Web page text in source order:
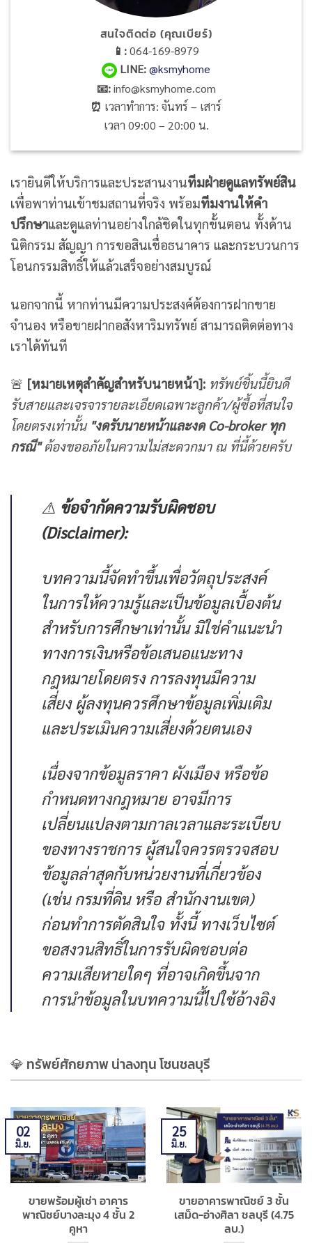
สนใจติดต่อ (คุณเบียร์)
📱:064-169-8979
LINE:@ksmyhome
📧:info@ksmyhome.com
⏰ เวลาทำการ: จันทร์ – เสาร์
เวลา 09:00 – 20:00 น.
เรายินดีให้บริการและประสานงานทีมฝ่ายดูแลทรัพย์สิน
เพื่อพาท่านเข้าชมสถานที่จริง พร้อมทีมงานให้คำ
ปรึกษาและดูแลท่านอย่างใกล้ชิดในทุกขั้นตอน ทั้งด้าน
นิติกรรม สัญญา การขอสินเชื่อธนาคาร และกระบวนการ
โอนกรรมสิทธิ์ให้แล้วเสร็จอย่างสมบูรณ์
นอกจากนี้ หากท่านมีความประสงค์ต้องการฝากขาย
จำนอง หรือขายฝากอสังหาริมทรัพย์ สามารถติดต่อทาง
เราได้ทันที
🚨 [หมายเหตุสำคัญสำหรับนายหน้า]: ทรัพย์ชิ้นนี้ยินดี
รับสายและเจรจารายละเอียดเฉพาะลูกค้า/ผู้ซื้อที่สนใจ
โดยตรงเท่านั้น "งดรับนายหน้าและงด Co-brokerทุก
กรณี" ต้องขออภัยในความไม่สะดวกมา ณ ที่นี้ด้วยครับ
⚠️ ข้อจำกัดความรับผิดชอบ
(Disclaimer):
บทความนี้จัดทำขึ้นเพื่อวัตถุประสงค์
ในการให้ความรู้และเป็นข้อมูลเบื้องต้น
สำหรับการศึกษาเท่านั้น มิใช่คำแนะนำ
ทางการเงินหรือข้อเสนอแนะทาง
กฎหมายโดยตรง การลงทุนมีความ
เสี่ยง ผู้ลงทุนควรศึกษาข้อมูลเพิ่มเติม
และประเมินความเสี่ยงด้วยตนเอง
เนื่องจากข้อมูลราคา ผังเมือง หรือข้อ
กำหนดทางกฎหมาย อาจมีการ
เปลี่ยนแปลงตามกาลเวลาและระเบียบ
ของทางราชการ ผู้สนใจควรตรวจสอบ
ข้อมูลล่าสุดกับหน่วยงานที่เกี่ยวข้อง
(เช่น กรมที่ดิน หรือ สำนักงานเขต)
ก่อนทำการตัดสินใจ ทั้งนี้ ทางเว็บไซต์
ขอสงวนสิทธิ์ในการรับผิดชอบต่อ
ความเสียหายใดๆ ที่อาจเกิดขึ้นจาก
การนำข้อมูลในบทความนี้ไปใช้อ้างอิง
💎 ทรัพย์ศักยภาพ น่าลงทุน โซนชลบุรี
ขายพร้อมผู้เช่า อาคาร
พาณิชย์บางละมุง 4 ชั้น 2
คูหา
02
มิ.ย.
ขายอาคารพาณิชย์ 3 ชั้น
เสม็ด-อ่างศิลา ชลบุรี (4.75
ลบ.)
25
มิ.ย.